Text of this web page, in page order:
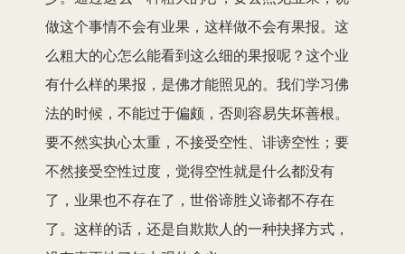
做这个事情不会有业果，这样做不会有果报。这
么粗大的心怎么能看到这么细的果报呢？这个业
有什么样的果报，是佛才能照见的。我们学习佛
法的时候，不能过于偏颇，否则容易失坏善根。
要不然实执心太重，不接受空性、诽谤空性；要
不然接受空性过度，觉得空性就是什么都没有
了，业果也不存在了，世俗谛胜义谛都不存在
了。这样的话，还是自欺欺人的一种抉择方式，